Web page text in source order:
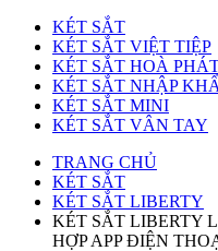
KÉT SẮT
KÉT SẮT VIỆT TIỆP
KÉT SẮT HOÀ
KÉT SẮT NHẬP
KÉT SẮT MINI
KÉT SẮT VÂN TAY
TRANG CHỦ
KÉT SẮT
KÉT SẮT LIBERTY
KÉT SẮT LIBERTY
HỢP APP ĐIỆN